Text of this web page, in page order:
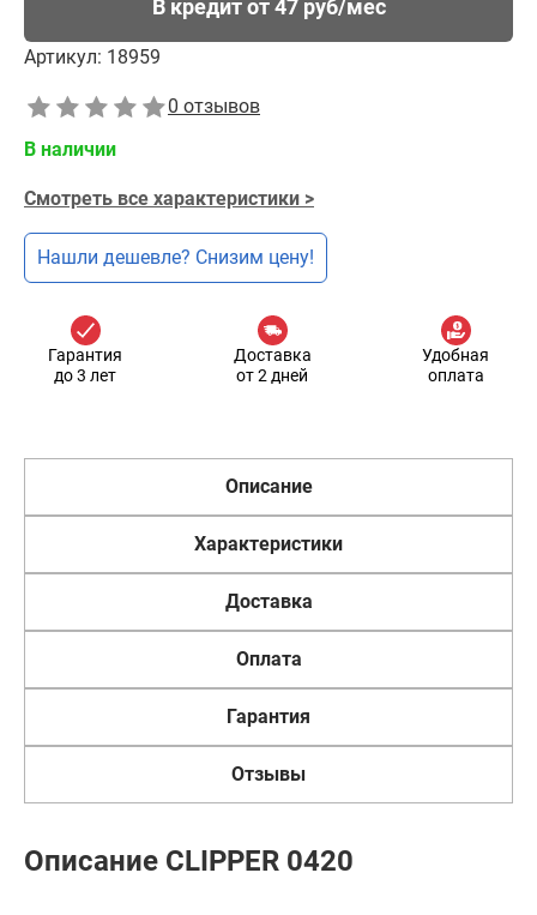
В кредит от 47 руб/мес
Артикул: 18959
0 отзывов
В наличии
Смотреть все характеристики >
Нашли дешевле? Снизим цену!
Гарантия
до 3 лет
Доставка
от 2 дней
Удобная
оплата
Описание
Характеристики
Доставка
Оплата
Гарантия
Отзывы
Описание CLIPPER 0420